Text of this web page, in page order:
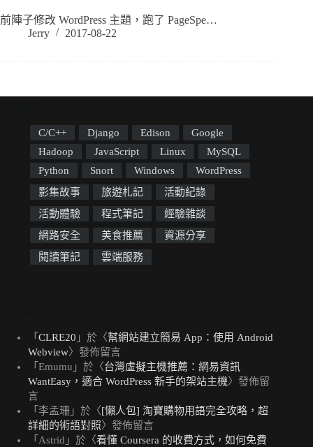
前陣子修改 WordPress 主題，跑了 PageSpe…
Jerry
2017-08-22
C/C++ Django Edison
Google
Hadoop
JavaScript Linux
MySQL
Python
Snort Windows
WordPress
影集故事
旅遊札記
活動紀錄
活動體驗
程式筆記
經驗雜談
網路安全
美食推薦
資源分享
閱讀筆記
雲端服務
「 CLRE20 」於〈幫網站建立簡易 App：使用 Android
Webview〉發佈留言
「 Emumu 」於〈台灣虛擬主機推薦：網易資訊
WantEasy，適合 WordPress 新手的架站主機〉發佈留
言
「 李孟珊 」於〈[懶人包] 淘寶購物用語完全攻略，超
詳細的術語對照〉發佈留言
「 Astrid 」於〈看懂 Coursera 的收費方式，如何免費